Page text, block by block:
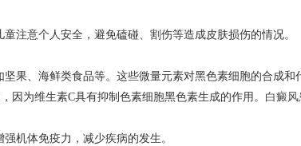
注意个人安全，避免磕碰、割伤等造成皮肤损伤的情况。
果、海鲜类食品等。这些微量元素对黑色素细胞的合成和
因为维生素C具有抑制色素细胞黑色素生成的作用。 白癜
机体免疫力，减少疾病的发生。